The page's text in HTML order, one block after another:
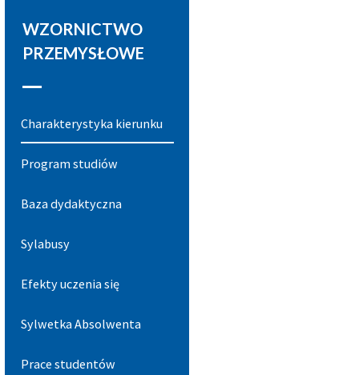
WZORNICTWO
PRZEMYSŁOWE
Charakterystyka kierunku
Program studiów
Baza dydaktyczna
Sylabusy
Efekty uczenia się
Sylwetka Absolwenta
Prace studentów